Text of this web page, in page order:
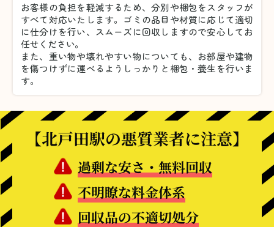
お客様の負担を軽減するため、分別や梱包をスタッフが
すべて対応いたします。 ゴミの品目や材質に応じて適切
に仕分けを行い、スムーズに回収しますので安心してお
任せください。
また、重い物や壊れやすい物についても、お部屋や建物
を傷つけずに運べるようしっかりと梱包・養生を行いま
す。
【北戸田駅の悪質業者に注意】
過剰な安さ・無料回収
不明瞭な料金体系
回収品の不適切処分